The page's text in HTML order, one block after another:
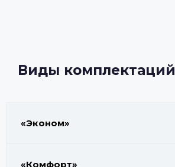
Виды комплектаций
«Эконом»
«Комфорт»